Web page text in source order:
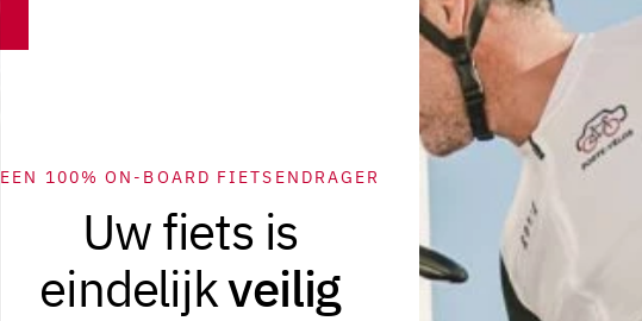
EEN 100% ON-BOARD FIETSENDRAGER
Uw fiets is
eindelijkveilig